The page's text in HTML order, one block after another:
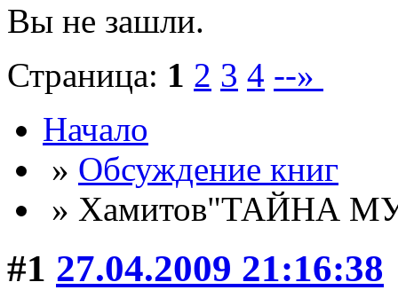
Вы не зашли.
Страница: 1 2 3 4 --»
Начало
» Обсуждение книг
» Хамитов"ТАЙНА
#1 27.04.2009 21:16:38